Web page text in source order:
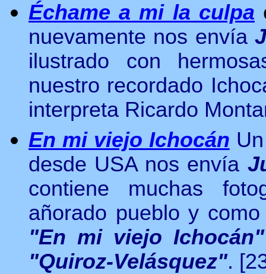
Échame a mi la culpa
nuevamente nos envía
ilustrado con
nuestro recordado
interpreta Ricardo
En mi viejo Ichocán
desde USA nos envía
contiene muchas
añorado pueblo y
"En mi viejo Ichocán"
"Quiroz-Velásquez".